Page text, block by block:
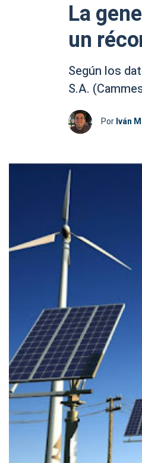
La
un
Según los
S.A.
PorIván